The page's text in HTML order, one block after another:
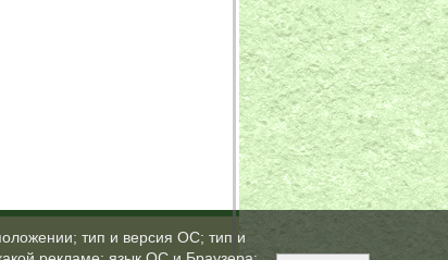
тип и версия ОС; тип и